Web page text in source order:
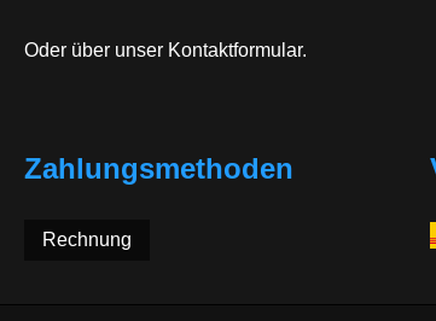
Oder über unser Kontaktformular.
Zahlungsmethoden
Rechnung